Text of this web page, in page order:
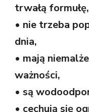
trwałą formułę,
• nie trzeba
dnia,
• mają
ważności,
• są
• cechują się